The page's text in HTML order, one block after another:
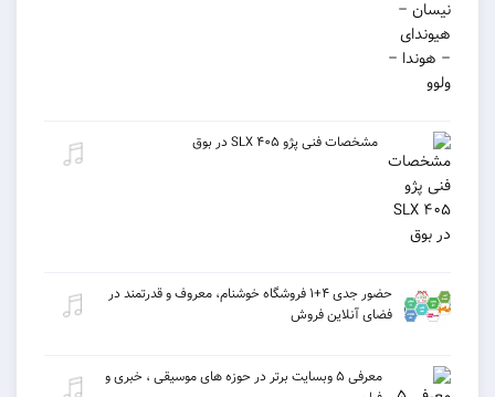
مشخصات فنی پژو ۴۰۵ SLX در بوق
حضور جدی ۴+۱ فروشگاه خوشنام، معروف و قدرتمند در
فضای آنلاین فروش
معرفی ۵ وبسایت برتر در حوزه های موسیقی ، خبری و